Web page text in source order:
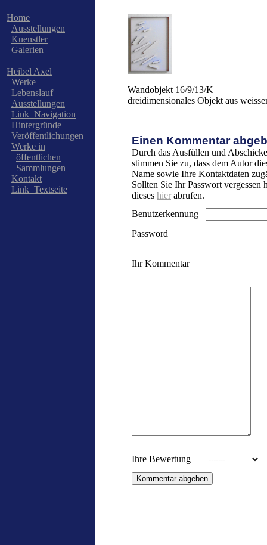
Home
Ausstellungen
Kuenstler
Galerien
Heibel Axel
Werke
Lebenslauf
Ausstellungen
Link_Navigation
Hintergründe
Veröffentlichungen
Werke in
öffentlichen
Sammlungen
Kontakt
Link_Textseite
Wandobjekt 16/9/13/K
dreidimensionales Objekt aus
Einen Kommentar
Durch das Ausfüllen und
stimmen Sie zu, dass dem Autor
Name sowie Ihre Kontaktdaten
Sollten Sie Ihr Passwort vergessen
dieses hier abrufen.
Benutzerkennung
Password
Ihr Kommentar
Ihre Bewertung